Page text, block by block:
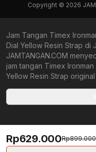
Copyright © 2026
Jam Tangan Timex
Dial Yellow Resin Strap di
JAMTANGAN.COM
jam tangan Timex
Yellow Resin Strap
JAMTANGAN.COM
memiliki harga yang lebih
lainnya. Anda,
Dengan tersedianya
Rp629.000Rp899.000